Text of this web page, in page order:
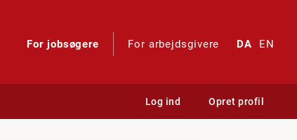
For jobsøgere For arbejdsgivere DA EN
Log ind Opret profil